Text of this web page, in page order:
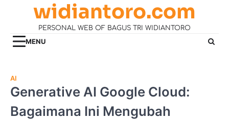
widiantoro.com
PERSONAL WEB OF BAGUS TRI WIDIANTORO
MENU
AI
Generative AI Google Cloud:
Bagaimana Ini Mengubah